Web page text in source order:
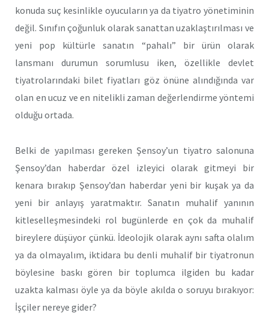
konuda suç kesinlikle oyucuların ya da tiyatro yönetiminin
değil. Sınıfın çoğunluk olarak sanattan uzaklaştırılması ve
yeni pop kültürle sanatın “pahalı” bir ürün olarak
lansmanı durumun sorumlusu iken, özellikle devlet
tiyatrolarındaki bilet fiyatları göz önüne alındığında var
olan en ucuz ve en nitelikli zaman değerlendirme yöntemi
olduğu ortada.
Belki de yapılması gereken Şensoy’un tiyatro salonuna
Şensoy’dan haberdar özel izleyici olarak gitmeyi bir
kenara bırakıp Şensoy’dan haberdar yeni bir kuşak ya da
yeni bir anlayış yaratmaktır. Sanatın muhalif yanının
kitleselleşmesindeki rol bugünlerde en çok da muhalif
bireylere düşüyor çünkü. İdeolojik olarak aynı safta olalım
ya da olmayalım, iktidara bu denli muhalif bir tiyatronun
böylesine baskı gören bir toplumca ilgiden bu kadar
uzakta kalması öyle ya da böyle akılda o soruyu bırakıyor:
İşçiler nereye gider?